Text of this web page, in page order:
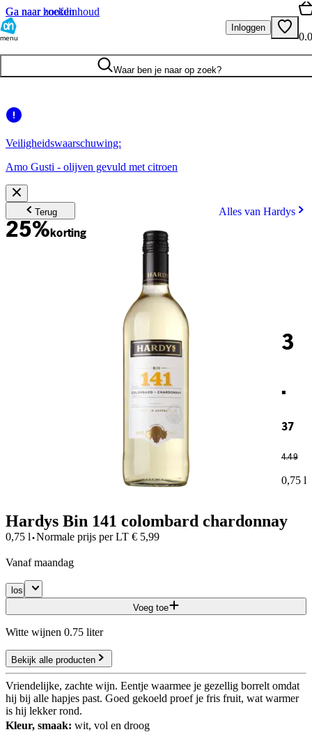
Ga naar hoofdinhoud
Ga naar zoeken
menu
Inloggen
Waar ben je naar op zoek?
Veiligheidswaarschuwing:
Amo Gusti - olijven gevuld met citroen
Terug Alles van Hardys
25%korting
3
.
37
4.49
0,75 l
Hardys Bin 141 colombard chardonnay
0,75 l·Normale prijs per LT € 5,99
vanaf maandag
los
Voeg toe
Witte wijnen 0.75 liter
Bekijk alle producten
Vriendelijke, zachte wijn. Eentje waarmee je gezellig borrelt omdat
hij bij alle hapjes past. Goed gekoeld proef je fris fruit, wat warmer
is hij lekker rond.
Kleur, smaak: wit, vol en droog